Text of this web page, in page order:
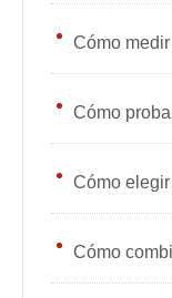
Cómo
Cómo
Cómo
Cómo